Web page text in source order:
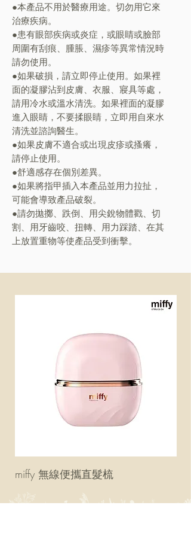
●本產品不用於醫療用途。切勿用它來
治療疾病。
●患有眼部疾病或炎症，或眼睛或臉部
周圍有刮痕、腫脹、濕疹等異常情況時
請勿使用。
●如果破損，請立即停止使用。如果裡
面的凝膠沾到皮膚、衣服、寢具等處，
請用冷水或溫水清洗。如果裡面的凝膠
進入眼睛，不要揉眼睛，立即用自來水
清洗並諮詢醫生。
●如果皮膚不適合或出現皮疹或搔癢，
請停止使用。
●舒適感存在個別差異。
●如果將指甲插入本產品並用力拉扯，
可能會導致產品破裂。
●請勿拋擲、跌倒、用尖銳物體戳、切
割、用牙齒咬、扭轉、用力踩踏、在其
上放置重物等使產品受到衝擊。
miffy 無線便攜直髮梳